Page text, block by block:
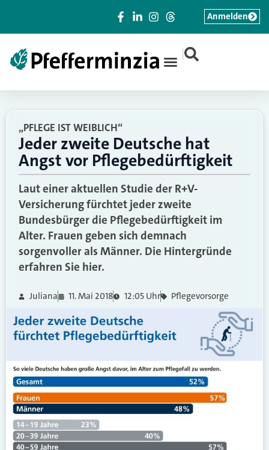
|
Anmelden
„PFLEGE IST WEIBLICH“
Jeder zweite Deutsche hat
Angst vor Pflegebedürftigkeit
Laut einer aktuellen Studie der R+V-
Versicherung fürchtet jeder zweite
Bundesbürger die Pflegebedürftigkeit im
Alter. Frauen geben sich demnach
sorgenvoller als Männer. Die Hintergründe
erfahren Sie hier.
Juliana 11. Mai 2018 12:05 Uhr Pflegevorsorge